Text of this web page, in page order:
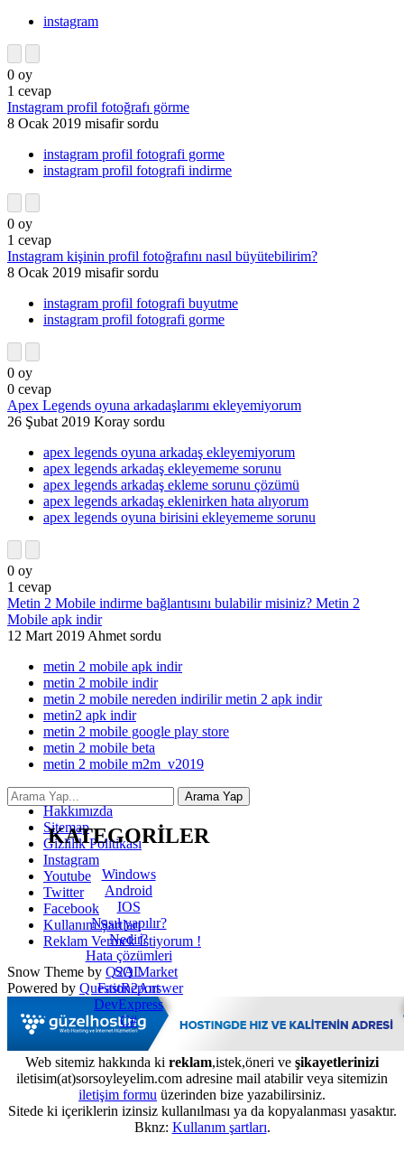
instagram
0 oy
1 cevap
Instagram profil fotoğrafı görme
8 Ocak 2019 misafir sordu
instagram profil fotografi gorme
instagram profil fotografi indirme
0 oy
1 cevap
Instagram kişinin profil fotoğrafını nasıl büyütebilirim?
8 Ocak 2019 misafir sordu
instagram profil fotografi buyutme
instagram profil fotografi gorme
0 oy
0 cevap
Apex Legends oyuna arkadaşlarımı ekleyemiyorum
26 Şubat 2019 Koray sordu
apex legends oyuna arkadaş ekleyemiyorum
apex legends arkadaş ekleyememe sorunu
apex legends arkadaş ekleme sorunu çözümü
apex legends arkadaş eklenirken hata alıyorum
apex legends oyuna birisini ekleyememe sorunu
0 oy
1 cevap
Metin 2 Mobile indirme bağlantısını bulabilir misiniz? Metin 2
Mobile apk indir
12 Mart 2019 Ahmet sordu
metin 2 mobile apk indir
metin 2 mobile indir
metin 2 mobile nereden indirilir metin 2 apk indir
metin2 apk indir
metin 2 mobile google play store
metin 2 mobile beta
metin 2 mobile m2m_v2019
KATEGORİLER
Windows
Android
IOS
Nasıl yapılır?
Nedir?
Hata çözümleri
SQL
FastReport
DevExpress
C#
İletişim
Hakkımızda
Sitemap
Gizlilik Politikası
Instagram
Youtube
Twitter
Facebook
Kullanım Şartları
Reklam Vermek İstiyorum !
Snow Theme by Q2A Market
Powered by Question2Answer
Web sitemiz hakkında ki reklam,istek,öneri ve şikayetlerinizi
iletisim(at)sorsoyleyelim.com adresine mail atabilir veya sitemizin
iletişim formu üzerinden bize yazabilirsiniz.
Sitede ki içeriklerin izinsiz kullanılması ya da kopyalanması yasaktır.
Bknz: Kullanım şartları.